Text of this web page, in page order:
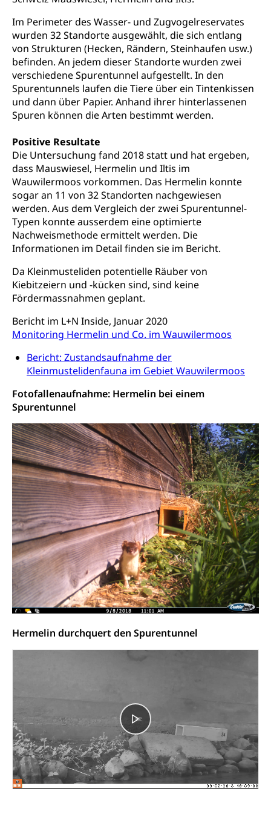
Im Perimeter des Wasser- und Zugvogelreservates
wurden 32 Standorte ausgewählt, die sich entlang
von Strukturen (Hecken, Rändern, Steinhaufen usw.)
befinden. An jedem dieser Standorte wurden zwei
verschiedene Spurentunnel aufgestellt. In den
Spurentunnels laufen die Tiere über ein Tintenkissen
und dann über Papier. Anhand ihrer hinterlassenen
Spuren können die Arten bestimmt werden.
Positive Resultate
Die Untersuchung fand 2018 statt und hat ergeben,
dass Mauswiesel, Hermelin und Iltis im
Wauwilermoos vorkommen. Das Hermelin konnte
sogar an 11 von 32 Standorten nachgewiesen
werden. Aus dem Vergleich der zwei Spurentunnel-
Typen konnte ausserdem eine optimierte
Nachweismethode ermittelt werden. Die
Informationen im Detail finden sie im Bericht.
Da Kleinmusteliden potentielle Räuber von
Kiebitzeiern und -kücken sind, sind keine
Fördermassnahmen geplant.
Bericht im L+N Inside, Januar 2020
Monitoring Hermelin und Co. im Wauwilermoos
Bericht: Zustandsaufnahme der
Kleinmustelidenfauna im Gebiet Wauwilermoos
Fotofallenaufnahme: Hermelin bei einem
Spurentunnel
Hermelin durchquert den Spurentunnel
Früherziehung
Schuldienste
Betreuungsangebote
Schulliste
Heilpädagogische Schulen
Freiwilliger Schulsport
Hochschulen)
swissuniversities
Universität Luzern
Fachstelle Hochschulbildung
Vorschule
Kindergarten, Kinderkrippe, Krippe, Kinderhort,
Kindertagesstätte, Spielgruppe, Tagesmutter,
Freiwilliges Kindergarten Jahr
Kinderbetreuung
Freiwilliges Kindergarten Jahr
Frühe Sprachförderung
Kindergarten & Basisstufe
Frühe Förderung
Gesundheit und Soziales
Konsumentenschutz
Konsumentenrechte, Produktsicherheit,
Preisüberwachung, Preisüberwacher,
Konsumentenorganisation, parallele Einfuhr,
regionale Erschöpfung, nationale Erschöpfung,
internationale Erschöpfung, Preisabsprache, Kartell,
Cassis-deDijon-Prinzip
Verbraucherschutz
Unfallversicherung, Berufsunfallversicherung,
Krankheit, Unfall, Prämienverbilligung,
Krankenkasse
Krankenversicherung (WAS Luzern)
Obligatorische Krankenversicherung (WAS
Kranken- und Unfallversicherung
Lebensmittelsicherheit
Lebensmittelhygiene, Produktesicherheit
Prävention
Gesundheitsvorsorge, Wellness, Unfallverhütung,
Tabakprävention, Primärprävention,
Sekundärprävention, Tertiärprävention
Darmkrebsvorsorge
Kantonales Tabakpräventionsprogramm
Gesundheitsförderung
Prävention (Polizei)
Suchtprävention
Gesundheitsversorgung
Soziale Sicherheit
Sozialversicherungen, Sozialpolitik,
Arbeitslosenversicherung,
Mutterschaftsversicherung, Krankenversicherung,
Unfallversicherung, Invalidenversicherung,
Sozialhilfe
Kranken- und Unfallversicherung
(gruezi.lu.ch)
Krankenversicherung (WAS Luzern)
Existenzsicherung - Sozialhilfe
Soziales und Gesellschaft (Dienststelle)
Soziale Sicherheit
Sucht und Drogen
Drogenabhängigkeit, Drogensucht,
Medikamentenabhängigkeit,
Arzneimittelabhängigkeit, Suchtkrankheit,
Drogenabhängige, Drogensüchtige,
Betäubungsmittel, Suchtmittel, Psychopharmaka
Fachstelle Sucht Region Luzern
Gesundheitsversorgung
Gesundheitsversorgung
Altersrente, Invalidenrente, Witwenrente,
Sozialversicherung, Vorsorgeeinrichtung,
Pensionskasse, erste Säule, zweite Säule, dritte
Säule, Hilflosenentschädigung,
Ergänzungsleistungen, Altersvorsorge,
Todesfallversicherung